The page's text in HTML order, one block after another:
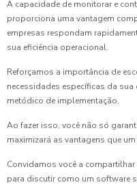
A capacidade de monitorar e
proporciona uma vantagem
empresas respondam
sua eficiência operacional.
Reforçamos a importância de
necessidades específicas da
metódico de implementação.
Ao fazer isso, você não só
maximizará as vantagens que
Convidamos você a
para discutir como um software